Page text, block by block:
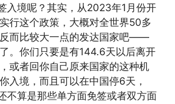
入境呢？其实，从2023年1月份开
行这个政策，大概对全世界50多
而比较大一点的发达国家吧——
。你们只要是有144.6天以后离开
或者回你自己原来国家的这种机
入境，而且可以在中国停6天，
不算是那些单方面免签或者双方面